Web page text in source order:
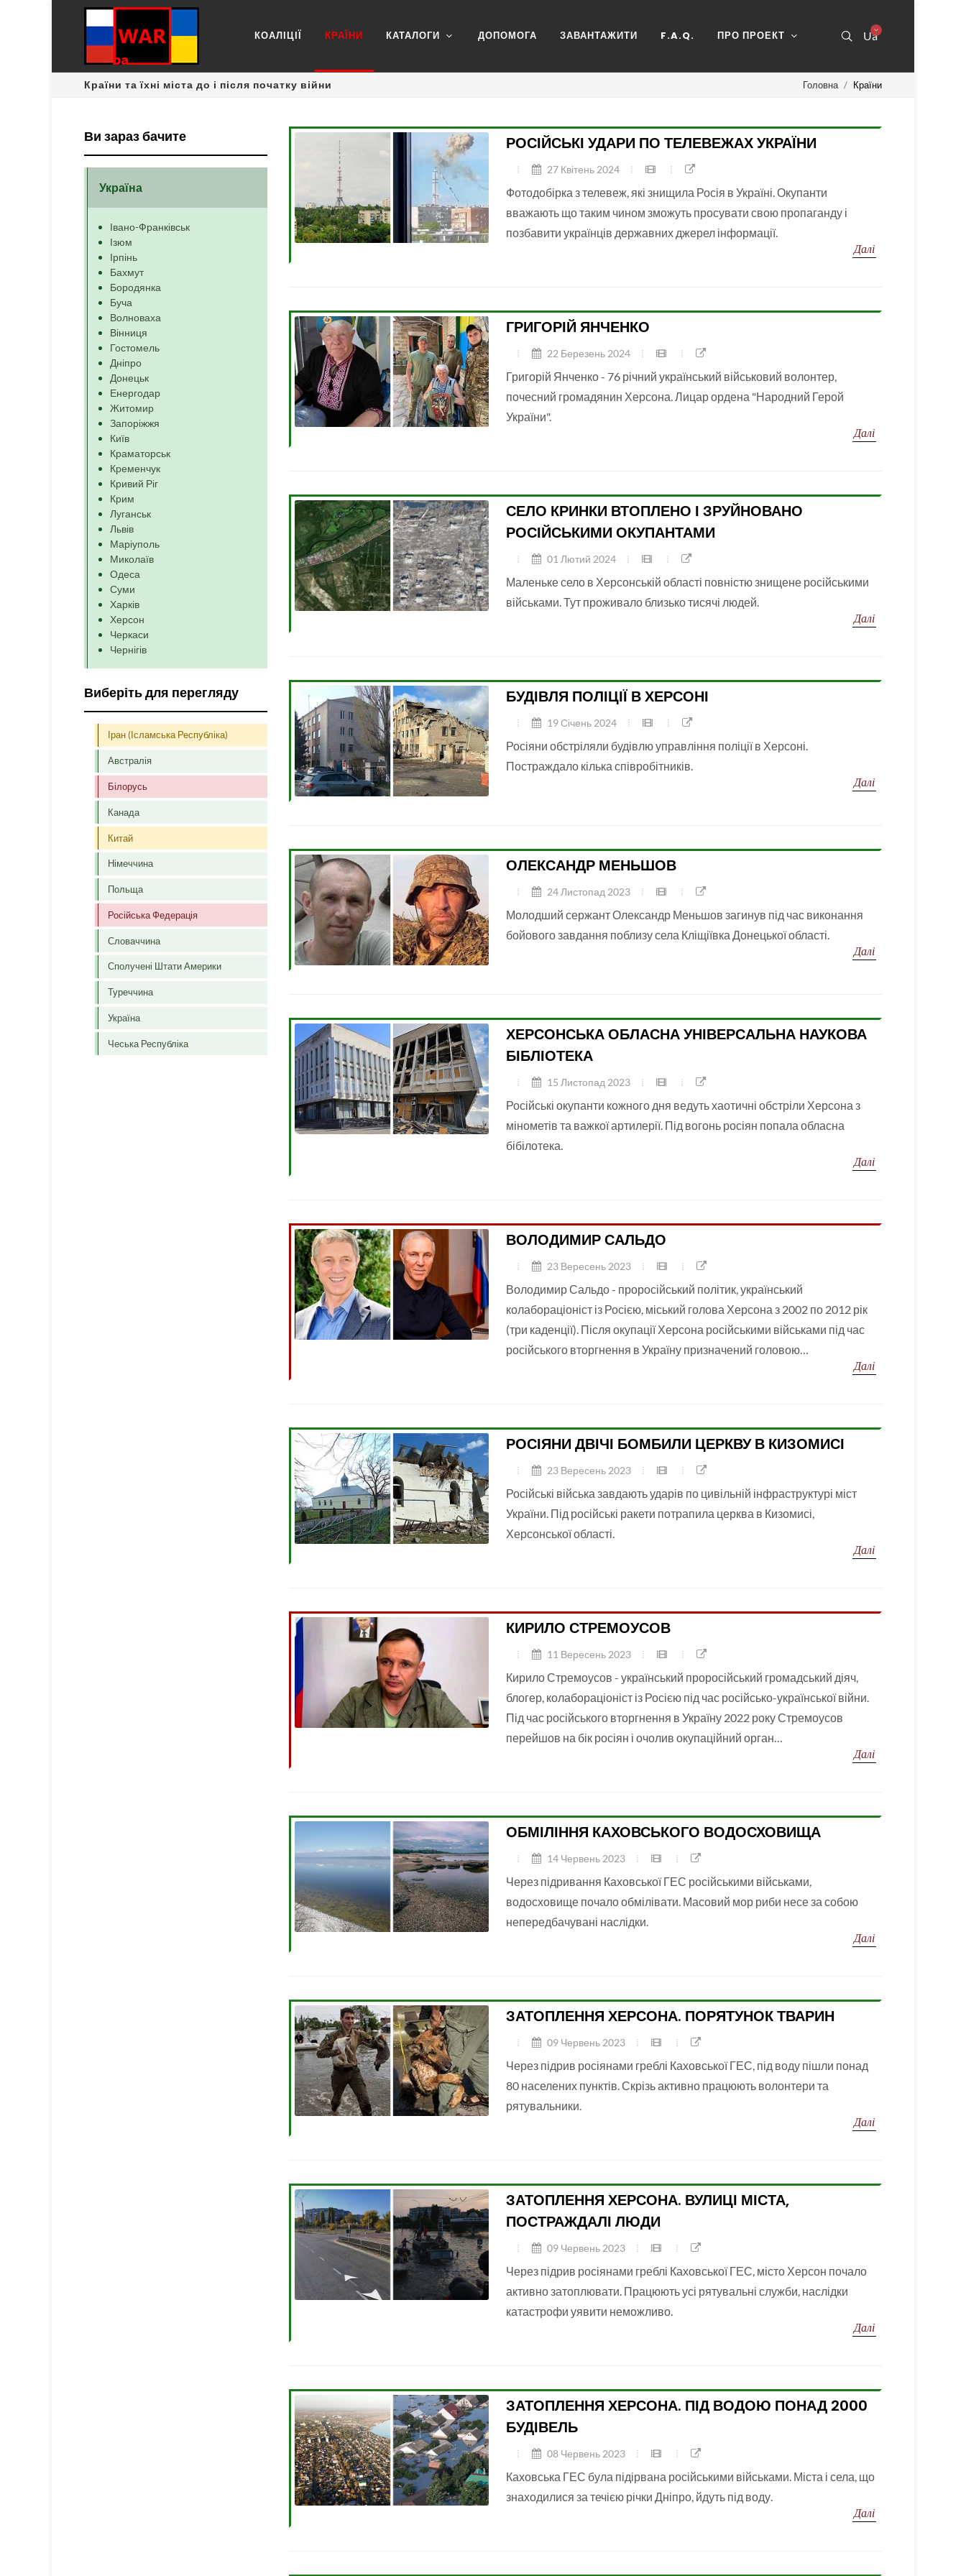
Ua
КОАЛІЦІЇ КРАЇНИ КАТАЛОГИ ДОПОМОГА ЗАВАНТАЖИТИ F.A.Q. ПРО ПРОЕКТ
Країни та їхні міста до і після початку війни Головна Країни
Ви зараз бачите
Україна
Івано-Франківськ
Ізюм
Ірпінь
Бахмут
Бородянка
Буча
Волноваха
Вінниця
Гостомель
Дніпро
Донецьк
Енергодар
Житомир
Запоріжжя
Київ
Краматорськ
Кременчук
Кривий Ріг
Крим
Луганськ
Львів
Маріуполь
Миколаїв
Одеса
Суми
Харків
Херсон
Черкаси
Чернігів
Виберіть для перегляду
Іран (Ісламська Республіка)
Австралія
Білорусь
Канада
Китай
Німеччина
Польща
Російська Федерація
Словаччина
Сполучені Штати Америки
Туреччина
Україна
Чеська Республіка
РОСІЙСЬКІ УДАРИ ПО ТЕЛЕВЕЖАХ УКРАЇНИ
27 Квітень 2024
Фотодобірка з телевеж, які знищила Росія в Україні. Окупанти
вважають що таким чином зможуть просувати свою пропаганду і
позбавити українців державних джерел інформації.
Далі
ГРИГОРІЙ ЯНЧЕНКО
22 Березень 2024
Григорій Янченко - 76 річний український військовий волонтер,
почесний громадянин Херсона. Лицар ордена "Народний Герой
України".
Далі
СЕЛО КРИНКИ ВТОПЛЕНО І ЗРУЙНОВАНО
РОСІЙСЬКИМИ ОКУПАНТАМИ
01 Лютий 2024
Маленьке село в Херсонській області повністю знищене російськими
військами. Тут проживало близько тисячі людей.
Далі
БУДІВЛЯ ПОЛІЦІЇ В ХЕРСОНІ
19 Січень 2024
Росіяни обстріляли будівлю управління поліції в Херсоні.
Постраждало кілька співробітників.
Далі
ОЛЕКСАНДР МЕНЬШОВ
24 Листопад 2023
Молодший сержант Олександр Меньшов загинув під час виконання
бойового завдання поблизу села Кліщіївка Донецької області.
Далі
ХЕРСОНСЬКА ОБЛАСНА УНІВЕРСАЛЬНА НАУКОВА
БІБЛІОТЕКА
15 Листопад 2023
Російські окупанти кожного дня ведуть хаотичні обстріли Херсона з
мінометів та важкої артилерії. Під вогонь росіян попала обласна
бібілотека.
Далі
ВОЛОДИМИР САЛЬДО
23 Вересень 2023
Володимир Сальдо - проросійський політик, український
колабораціоніст із Росією, міський голова Херсона з 2002 по 2012 рік
(три каденції). Після окупації Херсона російськими військами під час
російського вторгнення в Україну призначений головою…
Далі
РОСІЯНИ ДВІЧІ БОМБИЛИ ЦЕРКВУ В КИЗОМИСІ
23 Вересень 2023
Російські війська завдають ударів по цивільній інфраструктурі міст
України. Під російські ракети потрапила церква в Кизомисі,
Херсонської області.
Далі
КИРИЛО СТРЕМОУСОВ
11 Вересень 2023
Кирило Стремоусов - український проросійський громадський діяч,
блогер, колабораціоніст із Росією під час російсько-української війни.
Під час російського вторгнення в Україну 2022 року Стремоусов
перейшов на бік росіян і очолив окупаційний орган…
Далі
ОБМІЛІННЯ КАХОВСЬКОГО ВОДОСХОВИЩА
14 Червень 2023
Через підривання Каховської ГЕС російськими військами,
водосховище почало обмілівати. Масовий мор риби несе за собою
непередбачувані наслідки.
Далі
ЗАТОПЛЕННЯ ХЕРСОНА. ПОРЯТУНОК ТВАРИН
09 Червень 2023
Через підрив росіянами греблі Каховської ГЕС, під воду пішли понад
80 населених пунктів. Скрізь активно працюють волонтери та
рятувальники.
Далі
ЗАТОПЛЕННЯ ХЕРСОНА. ВУЛИЦІ МІСТА,
ПОСТРАЖДАЛІ ЛЮДИ
09 Червень 2023
Через підрив росіянами греблі Каховської ГЕС, місто Херсон почало
активно затоплювати. Працюють усі рятувальні служби, наслідки
катастрофи уявити неможливо.
Далі
ЗАТОПЛЕННЯ ХЕРСОНА. ПІД ВОДОЮ ПОНАД 2000
БУДІВЕЛЬ
08 Червень 2023
Каховська ГЕС була підірвана російськими військами. Міста і села, що
знаходилися за течією річки Дніпро, йдуть під воду.
Далі